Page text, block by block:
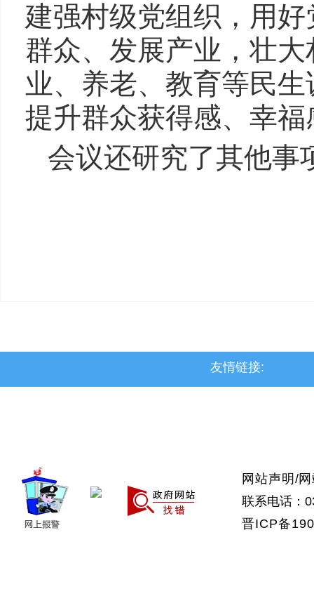
建强村级党组织，用
群众、发展产业，壮
业、养老、教育等民
提升群众获得感、幸
会议还研究了其他事
友情链接:
网站声明 /
联系电话：
晋ICP备